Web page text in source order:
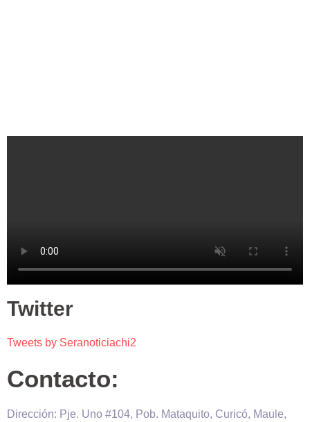
Twitter
Tweets by Seranoticiachi2
Contacto:
Dirección: Pje. Uno #104, Pob. Mataquito, Curicó, Maule,